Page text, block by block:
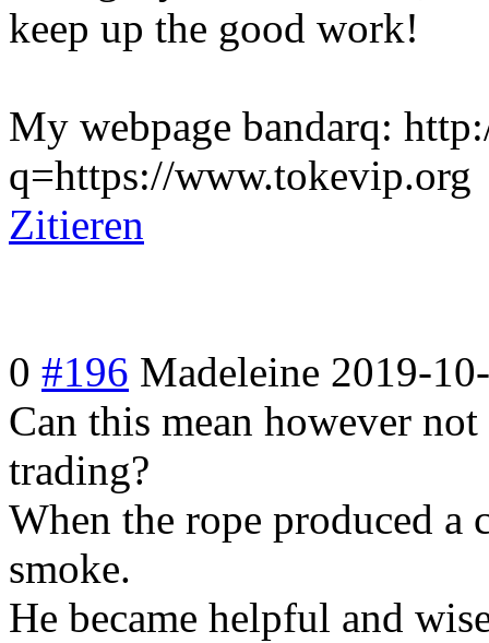
keep up the good work!
My webpage bandarq:
q=https://www.tokevip.org
Zitieren
0 #196 Madeleine 2019-
Can this mean however
trading?
When the rope produced a
smoke.
He became helpful and